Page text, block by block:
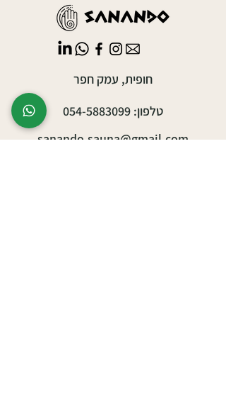
חופית, עמק חפר
טלפון:054-5883099
sanando.sauna@gmail.com